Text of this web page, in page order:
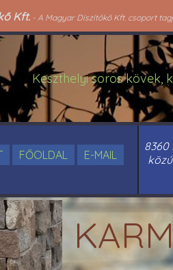
Kft. - A Magyar Díszítőkő Kft. csoport
Keszthelyi soros kövek,
FŐOLDAL E-MAIL
8360